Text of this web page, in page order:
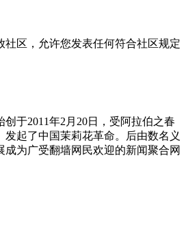
社区，允许您发表任何符合社区规定
于2011年2月20日，受阿拉伯之春
发起了中国茉莉花革命。后由数名义
成为广受翻墙网民欢迎的新闻聚合网